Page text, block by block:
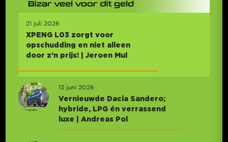
21 juli 2026
XPENG L03 zorgt voor
opschudding en niet alleen
door z’n prijs! | Jeroen Mul
13 juni 2026
Vernieuwde Dacia Sandero;
hybride, LPG én verrassend
luxe | Andreas Pol